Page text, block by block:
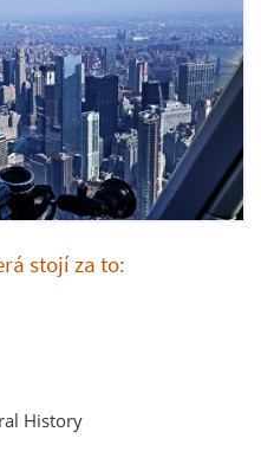
stojí za to:
History